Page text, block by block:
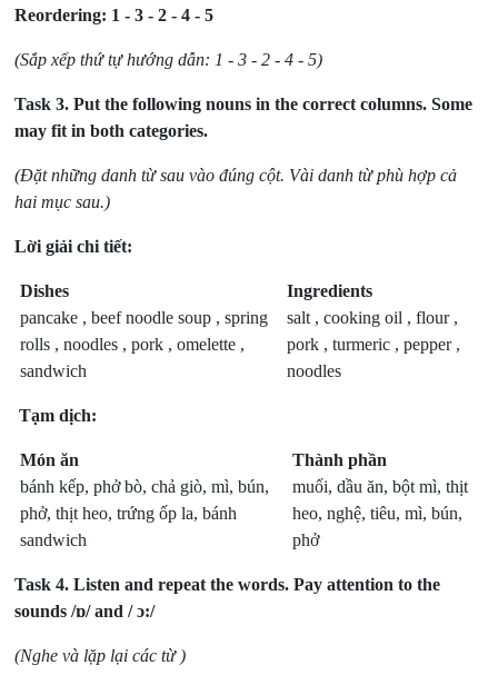
Reordering: 1 - 3 - 2 - 4 - 5
(Sắp xếp thứ tự hướng dẫn: 1 - 3 - 2 - 4 - 5)
Task 3.Put the following nouns in the correct columns. Some
may fit in both categories.
(Đặt những danh từ sau vào đúng cột. Vài danh từ phù hợp cả
hai mục sau.)
Lời giải chi tiết:
Dishes
Ingredients
pancake , beef noodle soup , spring
rolls , noodles , pork , omelette ,
sandwich
salt , cooking oil , flour ,
pork , turmeric , pepper ,
noodles
Tạm dịch:
Món ăn
Thành phần
bánh kếp, phở bò, chả giò, mì, bún,
phở, thịt heo, trứng ốp la, bánh
sandwich
muối, dầu ăn, bột mì, thịt
heo, nghệ, tiêu, mì, bún,
phở
Task 4.Listen and repeat the words. Pay attention to the
sounds /ɒ/ and / ɔ:/
(Nghe và lặp lại các từ )